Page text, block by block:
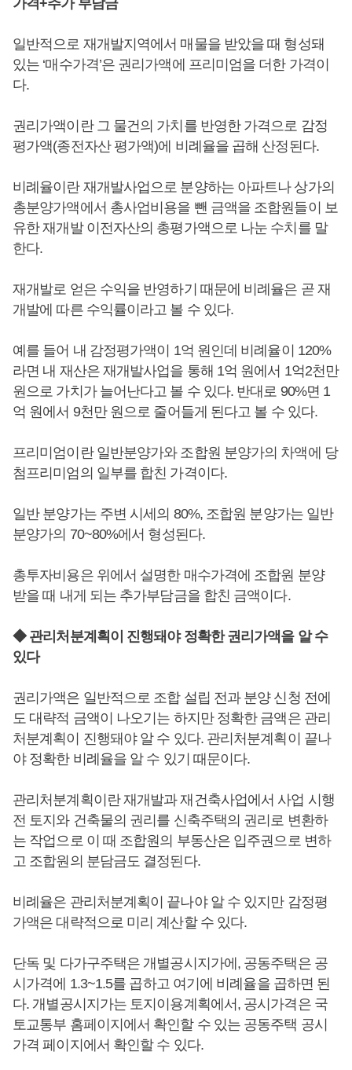
가격+추가 부담금
일반적으로 재개발지역에서 매물을 받았을 때 형성돼
있는 ‘매수가격’은 권리가액에 프리미엄을 더한 가격이
다.
권리가액이란 그 물건의 가치를 반영한 가격으로 감정
평가액(종전자산 평가액)에 비례율을 곱해 산정된다.
비례율이란 재개발사업으로 분양하는 아파트나 상가의
총분양가액에서 총사업비용을 뺀 금액을 조합원들이 보
유한 재개발 이전자산의 총평가액으로 나눈 수치를 말
한다.
재개발로 얻은 수익을 반영하기 때문에 비례율은 곧 재
개발에 따른 수익률이라고 볼 수 있다.
예를 들어 내 감정평가액이 1억 원인데 비례율이 120%
라면 내 재산은 재개발사업을 통해 1억 원에서 1억2천만
원으로 가치가 늘어난다고 볼 수 있다. 반대로 90%면 1
억 원에서 9천만 원으로 줄어들게 된다고 볼 수 있다.
프리미엄이란 일반분양가와 조합원 분양가의 차액에 당
첨프리미엄의 일부를 합친 가격이다.
일반 분양가는 주변 시세의 80%, 조합원 분양가는 일반
분양가의 70~80%에서 형성된다.
총투자비용은 위에서 설명한 매수가격에 조합원 분양
받을 때 내게 되는 추가부담금을 합친 금액이다.
◆ 관리처분계획이 진행돼야 정확한 권리가액을 알 수
있다
권리가액은 일반적으로 조합 설립 전과 분양 신청 전에
도 대략적 금액이 나오기는 하지만 정확한 금액은 관리
처분계획이 진행돼야 알 수 있다. 관리처분계획이 끝나
야 정확한 비례율을 알 수 있기 때문이다.
관리처분계획이란 재개발과 재건축사업에서 사업 시행
전 토지와 건축물의 권리를 신축주택의 권리로 변환하
는 작업으로 이 때 조합원의 부동산은 입주권으로 변하
고 조합원의 분담금도 결정된다.
비례율은 관리처분계획이 끝나야 알 수 있지만 감정평
가액은 대략적으로 미리 계산할 수 있다.
단독 및 다가구주택은 개별공시지가에, 공동주택은 공
시가격에 1.3~1.5를 곱하고 여기에 비례율을 곱하면 된
다. 개별공시지가는 토지이용계획에서, 공시가격은 국
토교통부 홈페이지에서 확인할 수 있는 공동주택 공시
가격 페이지에서 확인할 수 있다.